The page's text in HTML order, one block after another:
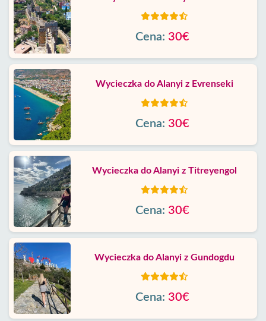
Cena: 30€
Wycieczka do Alanyi z Evrenseki
Cena: 30€
Wycieczka do Alanyi z Titreyengol
Cena: 30€
Wycieczka do Alanyi z Gundogdu
Cena: 30€